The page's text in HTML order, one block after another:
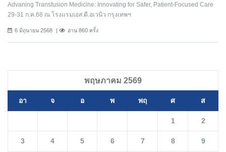
Advaning Transfusion Medicine: Innovating for Safer, Patient-Focused Care
29-31 ก.ค.68 ณ โรงแรมเอส.ดี.อเวนิว กรุงเทพฯ
6 มิถุนายน 2568 อ่าน 860 ครั้ง
พฤษภาคม 2569
อา จ อ พ พฤ ศ ส
1 2
3 4 5 6 7 8 9